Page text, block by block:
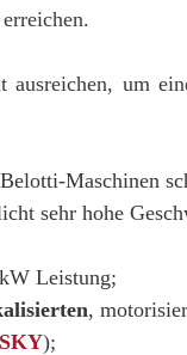
um
Maschinen
sehr hohe
Leistung;
,
);